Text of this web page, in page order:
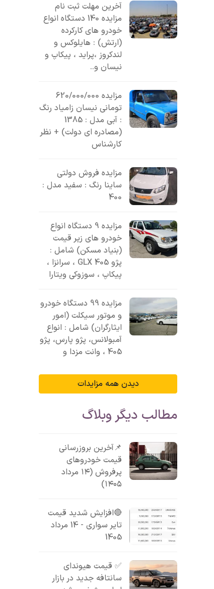
آخرین مهلت ثبت نام
مزایده 140 دستگاه انواع
خودرو های کارکرده
(ارتش) : هایلوکس و
لندکروز ،پراید ، پیکاپ و
نیسان و..
مزایده 620/000/000
تومانی نیسان زامیاد رنگ
: آبی مدل : 1385
(مصادره ای دولت) + نظر
کارشناس
مزایده فروش دولتی
ساینا رنگ : سفید مدل :
400
مزایده 9 دستگاه انواع
خودرو های زیر قیمت
(بنیاد مسکن) شامل :
پژو 405 GLX ، سرانزا ،
پیکاپ ، سوزوکی ویتارا
مزایده 99 دستگاه خودرو
و موتور سیکلت (امور
ایثارگران) شامل : انواع
آمبولانس، پژو پارس، پژو
405 ، وانت مزدا و
دیدن همه مزایدات
مطالب دیگر وبلاگ
📌آخرین بروزرسانی
قیمت خودروهای
پرفروش (۱۴ مرداد
۱۴۰۵)
🔴افزایش شدید قیمت
تایر سواری - 14 مرداد
1405
✅ قیمت هیوندای
سانتافه جدید در بازار